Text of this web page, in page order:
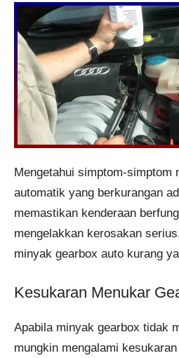
Mengetahui simptom-simptom
automatik yang berkurangan
memastikan kenderaan
mengelakkan kerosakan
minyak gearbox auto kurang
Kesukaran Menukar
Apabila minyak gearbox tidak
mungkin mengalami